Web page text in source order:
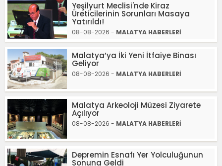
Yeşilyurt Meclisi'nde Kiraz
Üreticilerinin Sorunları Masaya
Yatırıldı!
08-08-2026 - MALATYA HABERLERİ
Malatya’ya İki Yeni İtfaiye Binası
Geliyor
08-08-2026 - MALATYA HABERLERİ
Malatya Arkeoloji Müzesi Ziyarete
Açılıyor
08-08-2026 - MALATYA HABERLERİ
Depremin Esnafı Yer Yolculuğunun
Sonuna Geldi